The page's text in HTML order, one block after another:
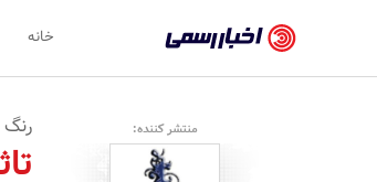
رسمی
-
اخبار
خانه
منتشر کننده: